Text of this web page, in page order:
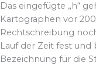
Das eingefügte „h“
Kartographen vor
Rechtschreibung
Lauf der Zeit fest
Bezeichnung für die